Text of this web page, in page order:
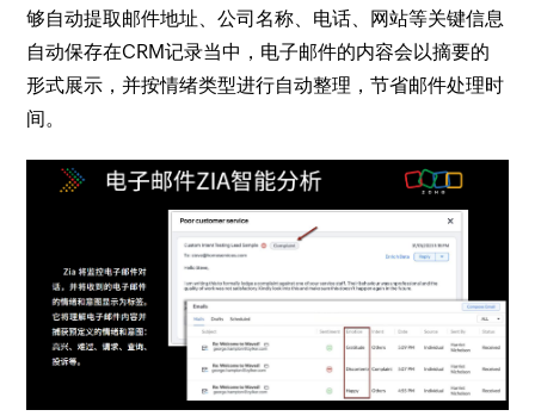
够自动提取邮件地址、公司名称、电话、网站等关键信息
自动保存在CRM记录当中，电子邮件的内容会以摘要的
形式展示，并按情绪类型进行自动整理，节省邮件处理时
间。